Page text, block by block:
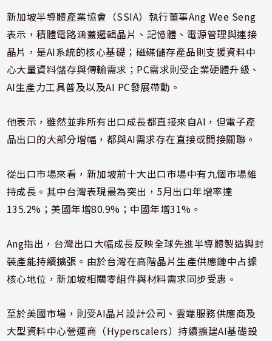
新加坡半導體產業協會（SSIA）執行董事Ang Wee Seng
表示，積體電路涵蓋邏輯晶片、記憶體、電源管理與連接
晶片，是AI系統的核心基礎；磁碟儲存產品則支援資料中
心大量資料儲存與傳輸需求；PC需求則受企業硬體升級、
AI生產力工具普及以及AI PC發展帶動。
他表示，雖然並非所有出口成長都直接來自AI，但電子產
品出口的大部分增幅，都與AI需求存在直接或間接關聯。
從出口市場來看，新加坡前十大出口市場中有九個市場維
持成長。其中台灣表現最為突出，5月出口年增率達
135.2%；美國年增80.9%；中國年增31%。
Ang指出，台灣出口大幅成長反映全球先進半導體製造與封
裝產能持續擴張。由於台灣在高階晶片生產供應鏈中占據
核心地位，新加坡相關零組件與材料需求同步受惠。
至於美國市場，則受AI晶片設計公司、雲端服務供應商及
大型資料中心營運商（Hyperscalers）持續擴建AI基礎設